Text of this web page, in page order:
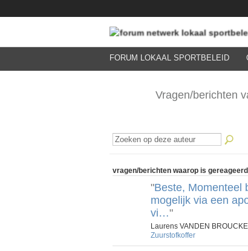
FORUM LOKAAL SPORTBELEID
Vragen/berichten
vragen/berichten waarop is
"Beste, Momenteel
mogelijk via een
vi…"
Laurens VANDEN
Zuurstofkoffer